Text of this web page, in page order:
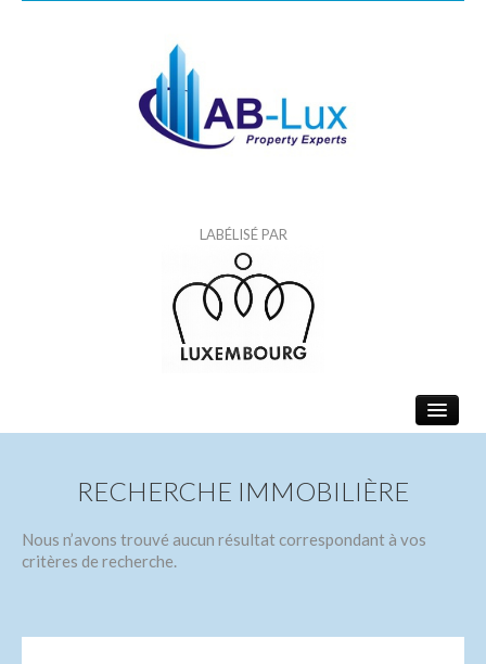
LABÉLISÉ PAR
AGENCE IMMOBILIÈRE
MOBILITÉ INTERNATIONALE
VENDUS
RECHERCHE IMMOBILIÈRE
Nous n’avons trouvé aucun résultat correspondant à vos
critères de recherche.